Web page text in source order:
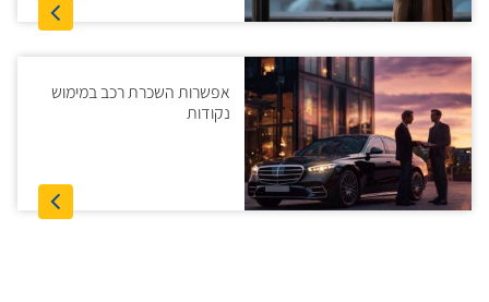
אפשרות השכרת רכב במימוש
נקודות